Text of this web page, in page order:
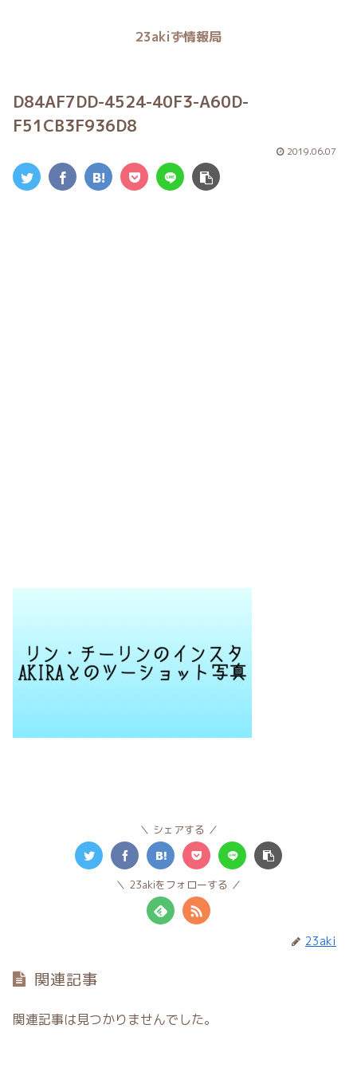
23akiず情報局
D84AF7DD-4524-40F3-A60D-
F51CB3F936D8
2019.06.07
シェアする
23akiをフォローする
23aki
関連記事
関連記事は見つかりませんでした。